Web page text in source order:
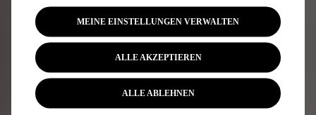
Stromverbrauch von extern aufladbaren
Hybridelektrofahrzeugen bei durchschnittlichem
Nutzungsprofil und täglichem Laden der Batterie.
Newsletter abonnieren
MEINE EINSTELLUNGEN VERWALTEN
ALLE AKZEPTIEREN
ALLE ABLEHNEN